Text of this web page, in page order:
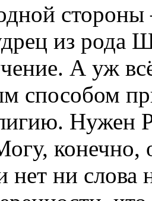
стороны
из рода
А уж
способом
Нужен
конечно,
ни слова